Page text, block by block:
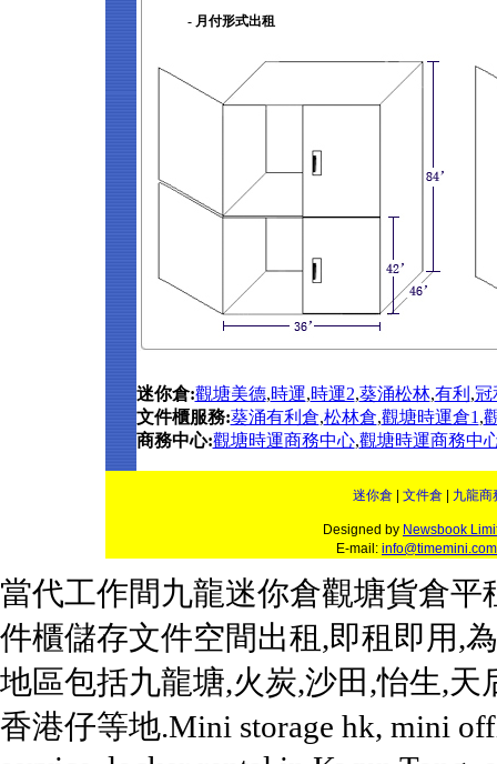
- 月付形式出租
迷你倉:觀塘美德,時運,時運2,葵涌松林,有利 ,冠
文件櫃服務:葵涌有利倉,松林倉,觀塘時運倉1 ,
商務中心:觀塘時運商務中心,觀塘時運商務中
迷你倉| 文件倉| 九龍商
Designed by Newsbook
E-mail: info@timemini.com
當代工作間 九龍迷你倉觀塘貨倉平
件櫃儲存文件空間出租,即租即用,
地區包括九龍塘,火炭,沙田,怡生,天
香港仔等地.Mini storage hk, mini